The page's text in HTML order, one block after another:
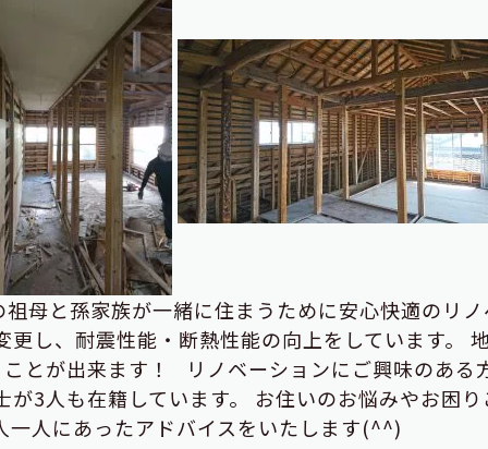
母と孫家族が一緒に住まうために安心快適のリ
し、耐震性能・断熱性能の向上をしています。
とが出来ます！ リノベーションにご興味のある
3人も在籍しています。 お住いのお悩みやお困
一人にあったアドバイスをいたします(^^)